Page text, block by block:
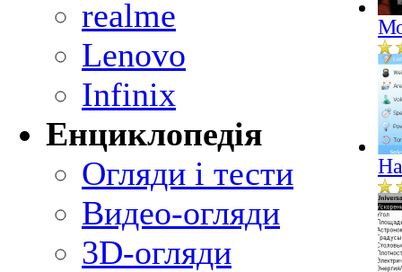
realme
Lenovo
Infinix
Енциклопедія
Огляди і тести
Видео-огляди
3D-огляди